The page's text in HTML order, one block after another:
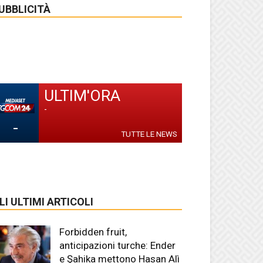
-
ULTIM'ORA
-
TUTTE LE NEWS
ULTIMI ARTICOLI
Forbidden fruit,
anticipazioni turche: Ender
e Şahika mettono Hasan Alì